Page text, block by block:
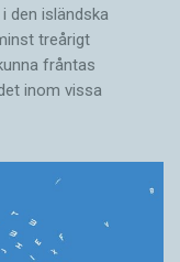
den isländska
treårigt
fråntas
inom vissa